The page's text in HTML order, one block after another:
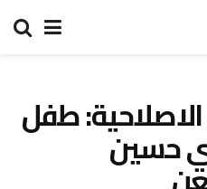
طفل
حسين